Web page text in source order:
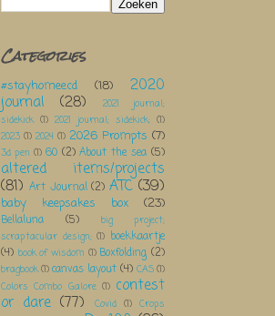
Categories
#stayhomeecd (18) 2020
journal (28)
2021 journal;
sidekick (1) 2021 journal; sidekick; (1)
2023 (1) 2024 (1) 2026 Prompts (7)
3d pen (1) 60 (2) About the sea (5)
altered items/projects
(81) Art Journal (2) ATC (39)
baby keepsakes box (23)
Bellaluna (5)
big project;
scraptacular design; (1) boekkaartje
(4) book of wisdom (1) Boxfolding (2)
bragbook(1)canvas layout (4) CAS(1)
Colors Combo Galore (1) contest
or dare (77) Covid (1) Crops